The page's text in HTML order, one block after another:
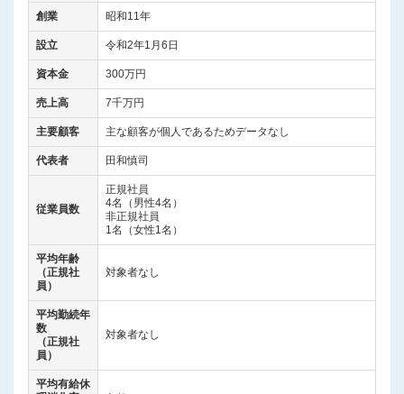
創業 昭和11年
設立 令和2年1月6日
資本金 300万円
売上高 7千万円
主要顧客 主な顧客が個人であるためデータなし
代表者 田和慎司
従業員数
正規社員
4名（男性4名）
非正規社員
1名（女性1名）
平均年齢
（正規社
員）
対象者なし
平均勤続年
数
（正規社
員）
対象者なし
平均有給休